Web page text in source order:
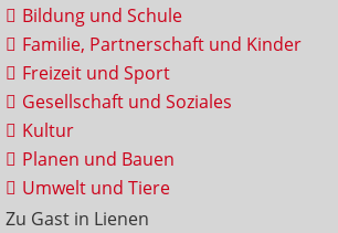
Bildung und Schule
Familie, Partnerschaft und Kinder
Freizeit und Sport
Gesellschaft und Soziales
Kultur
Planen und Bauen
Umwelt und Tiere
Zu Gast in Lienen